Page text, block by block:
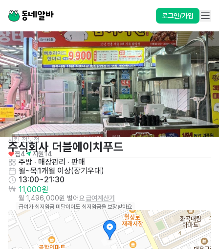
로그인/가입
치킨 전문점
주식회사 더블에이치푸드
찜4 지원14
주방 · 매장관리 · 판매
월~목1개월 이상(장기우대 )
13:00~21:30
11,000원
월 1,496,000원 벌어요급여계산기
급여가 최저임금 미달이어도 최저임금을 보장받아요